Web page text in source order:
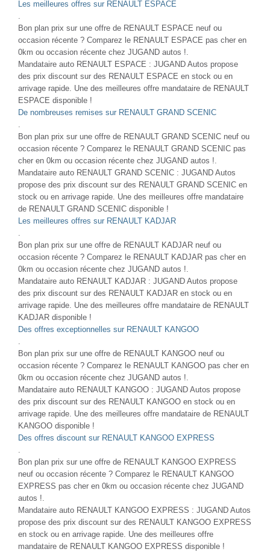
Les meilleures offres sur RENAULT ESPACE
.
Bon plan prix sur une offre de RENAULT ESPACE neuf ou
occasion récente ? Comparez le RENAULT ESPACE pas cher en
0km ou occasion récente chez JUGAND autos !.
Mandataire auto RENAULT ESPACE : JUGAND Autos propose
des prix discount sur des RENAULT ESPACE en stock ou en
arrivage rapide. Une des meilleures offre mandataire de RENAULT
ESPACE disponible !
De nombreuses remises sur RENAULT GRAND SCENIC
.
Bon plan prix sur une offre de RENAULT GRAND SCENIC neuf ou
occasion récente ? Comparez le RENAULT GRAND SCENIC pas
cher en 0km ou occasion récente chez JUGAND autos !.
Mandataire auto RENAULT GRAND SCENIC : JUGAND Autos
propose des prix discount sur des RENAULT GRAND SCENIC en
stock ou en arrivage rapide. Une des meilleures offre mandataire
de RENAULT GRAND SCENIC disponible !
Les meilleures offres sur RENAULT KADJAR
.
Bon plan prix sur une offre de RENAULT KADJAR neuf ou
occasion récente ? Comparez le RENAULT KADJAR pas cher en
0km ou occasion récente chez JUGAND autos !.
Mandataire auto RENAULT KADJAR : JUGAND Autos propose
des prix discount sur des RENAULT KADJAR en stock ou en
arrivage rapide. Une des meilleures offre mandataire de RENAULT
KADJAR disponible !
Des offres exceptionnelles sur RENAULT KANGOO
.
Bon plan prix sur une offre de RENAULT KANGOO neuf ou
occasion récente ? Comparez le RENAULT KANGOO pas cher en
0km ou occasion récente chez JUGAND autos !.
Mandataire auto RENAULT KANGOO : JUGAND Autos propose
des prix discount sur des RENAULT KANGOO en stock ou en
arrivage rapide. Une des meilleures offre mandataire de RENAULT
KANGOO disponible !
Des offres discount sur RENAULT KANGOO EXPRESS
.
Bon plan prix sur une offre de RENAULT KANGOO EXPRESS
neuf ou occasion récente ? Comparez le RENAULT KANGOO
EXPRESS pas cher en 0km ou occasion récente chez JUGAND
autos !.
Mandataire auto RENAULT KANGOO EXPRESS : JUGAND Autos
propose des prix discount sur des RENAULT KANGOO EXPRESS
en stock ou en arrivage rapide. Une des meilleures offre
mandataire de RENAULT KANGOO EXPRESS disponible !